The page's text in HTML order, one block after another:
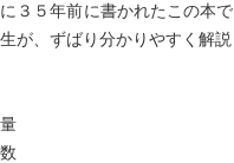
３５年前に書かれたこの本
が、ずばり分かりやすく解説